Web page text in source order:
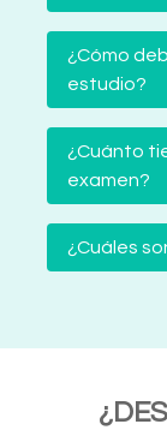
¿Cómo
estudio?
¿Cuánto
examen?
¿Cuáles